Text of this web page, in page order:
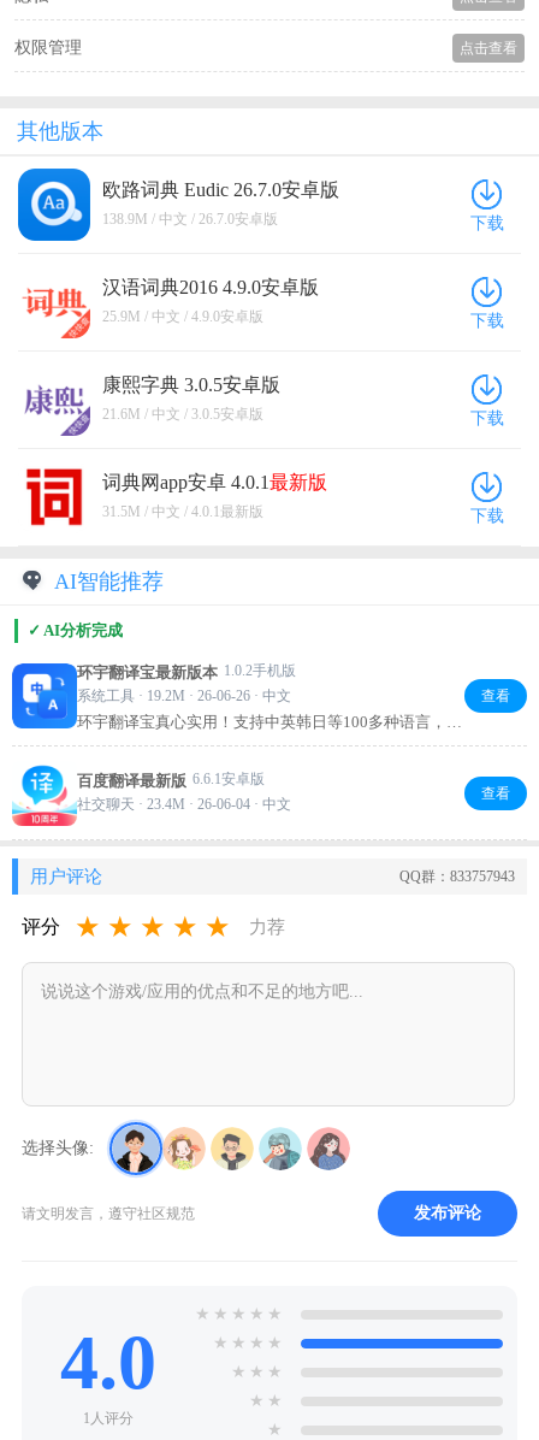
权限管理 点击查看
其他版本
欧路词典 Eudic 26.7.0安卓版
138.9M / 中文 / 26.7.0安卓版 下载
汉语词典2016 4.9.0安卓版
25.9M / 中文 / 4.9.0安卓版 下载
康熙字典 3.0.5安卓版
21.6M / 中文 / 3.0.5安卓版 下载
词典网app安卓 4.0.1最新版
31.5M / 中文 / 4.0.1最新版 下载
AI智能推荐
✓ AI分析完成
环宇翻译宝最新版本 1.0.2手机版
系统工具 · 19.2M · 26-06-26 · 中文
环宇翻译宝真心实用！支持中英韩日等100多种语言，文
字、图片、语音都能翻，语音翻译又快又准，还能直接
复制文字。工作学习、出国旅游带上它，沟通无障碍，
强烈推荐试试！
查看
百度翻译最新版 6.6.1安卓版
社交聊天 · 23.4M · 26-06-04 · 中文
查看
用户评论 QQ群：833757943
评分 ★ ★ ★ ★ ★ 力荐
选择头像:
请文明发言，遵守社区规范 发布评论
4.0
1人评分
★ ★ ★ ★ ★
★ ★ ★ ★
★ ★ ★
★ ★
★